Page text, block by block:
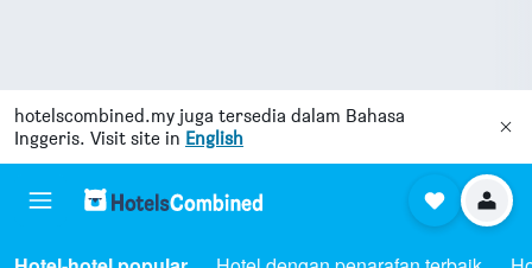
hotelscombined.my juga tersedia dalam Bahasa
Inggeris. Visit site in English